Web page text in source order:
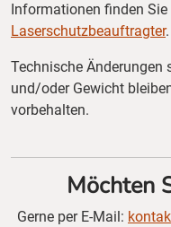
Informationen finden
Laserschutzbeauftragter.
Technische Änderungen
und/oder Gewicht
vorbehalten.
Möchten
Gerne per E-Mail: